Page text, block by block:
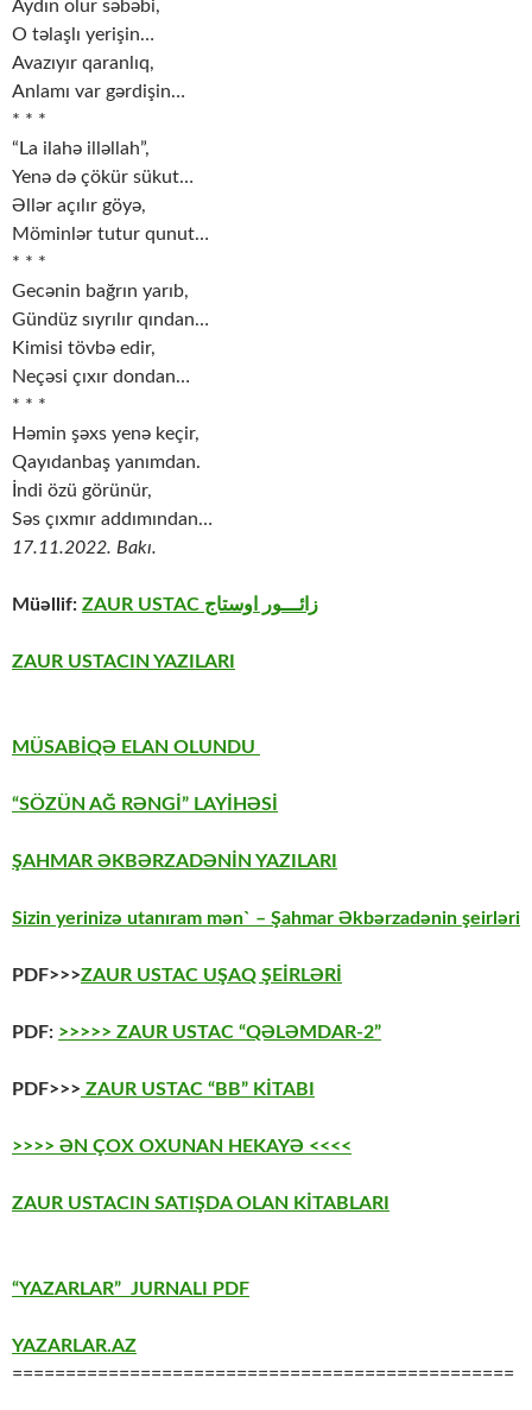
Aydın olur səbəbi,
O təlaşlı yerişin…
Avazıyır qaranlıq,
Anlamı var gərdişin…
* * *
“La ilahə illəllah”,
Yenə də çökür sükut…
Əllər açılır göyə,
Möminlər tutur qunut…
* * *
Gecənin bağrın yarıb,
Gündüz sıyrılır qından…
Kimisi tövbə edir,
Neçəsi çıxır dondan…
* * *
Həmin şəxs yenə keçir,
Qayıdanbaş yanımdan.
İndi özü görünür,
Səs çıxmır addımından…
17.11.2022. Bakı.
Müəllif: ZAUR USTAC زائـــور اوستاج
ZAUR USTACIN YAZILARI
MÜSABİQƏ ELAN OLUNDU
“SÖZÜN AĞ RƏNGİ” LAYİHƏSİ
ŞAHMAR ƏKBƏRZADƏNİN YAZILARI
Sizin yerinizə utanıram mən` – Şahmar Əkbərzadənin şeirləri
PDF>>>ZAUR USTAC UŞAQ ŞEİRLƏRİ
PDF: >>>>> ZAUR USTAC “QƏLƏMDAR-2”
PDF>>> ZAUR USTAC “BB” KİTABI
>>>> ƏN ÇOX OXUNAN HEKAYƏ <<<<
ZAUR USTACIN SATIŞDA OLAN KİTABLARI
“YAZARLAR” JURNALI PDF
YAZARLAR.AZ
===============================================